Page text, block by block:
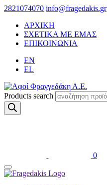
2821074070 info@fragedakis.gr
ΑΡΧΙΚΗ
ΣΧΕΤΙΚΑ ΜΕ ΕΜΑΣ
ΕΠΙΚΟΙΝΩΝΙΑ
EN
EL
Products search
0